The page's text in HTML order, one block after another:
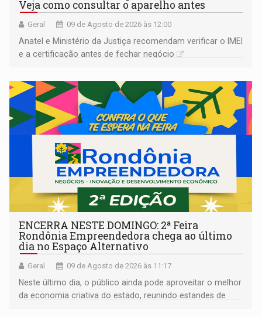
Veja como consultar o aparelho antes
Geral 09 de Agosto de 2026 às 12:00
Anatel e Ministério da Justiça recomendam verificar o IMEI
e a certificação antes de fechar negócio
ENCERRA NESTE DOMINGO: 2ª Feira
Rondônia Empreendedora chega ao último
dia no Espaço Alternativo
Geral 09 de Agosto de 2026 às 11:17
Neste último dia, o público ainda pode aproveitar o melhor
da economia criativa do estado, reunindo estandes de